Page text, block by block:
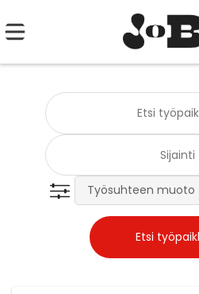
Työsuhteen muoto